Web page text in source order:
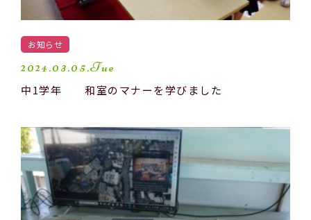
お知らせ
2024.03.05.Tue
中1学年 和室のマナーを学びました